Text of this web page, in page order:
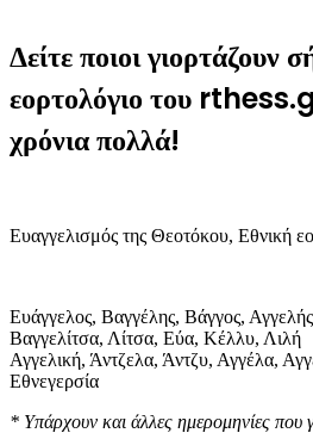
Δείτε ποιοι γιορτάζουν
εορτολόγιο του
χρόνια πολλά!
Ευαγγελισμός της Θεοτόκου, Εθνική
Ευάγγελος, Βαγγέλης, Βάγγος,
Βαγγελίτσα, Λίτσα, Εύα, Κέλλυ, Λιλή
Αγγελική, Άντζελα, Άντζυ, Αγγέλα,
Εθνεγερσία
* Υπάρχουν και άλλες ημερομηνίες που